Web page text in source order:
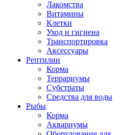
Лакомства
Витамины
Клетки
Уход и гигиена
Транспортировка
Аксессуары
Рептилии
Корма
Террариумы
Субстраты
Средства для воды
Рыбы
Корма
Аквариумы